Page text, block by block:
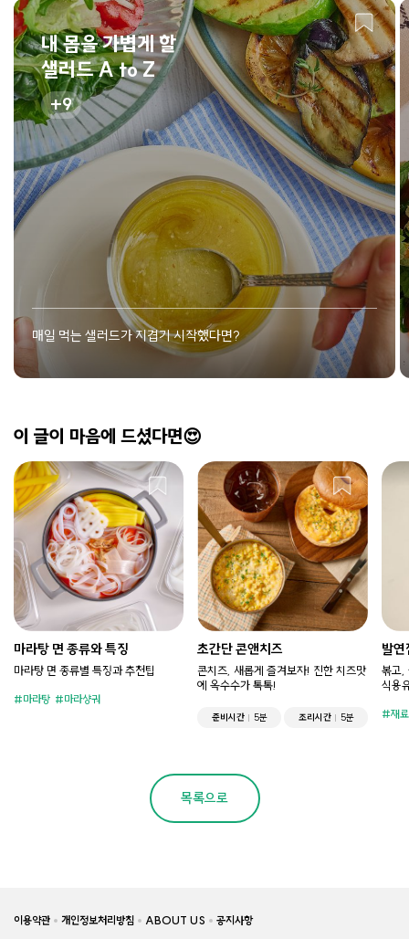
내 몸을 가볍게 할
샐러드 A to Z
9
매일 먹는 샐러드가 지겹기 시작했다면?
이 글이 마음에 드셨다면😍
마라탕 면 종류와 특징
마라탕 면 종류별 특징과 추천팁
마라탕 마라샹궈
초간단 콘앤치즈
콘치즈, 새롭게 즐겨보자! 진한 치즈맛
에 옥수수가 톡톡!
준비시간 5분 조리시간 5분
발연
볶고,
식용
재
목록으로
이용약관 개인정보처리방침 ABOUT US 공지사항